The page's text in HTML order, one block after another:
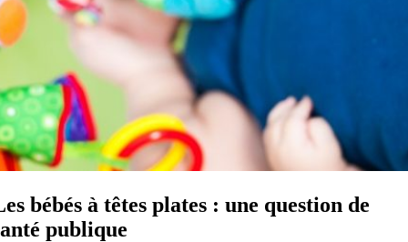
bébés à têtes plates : une question de
publique